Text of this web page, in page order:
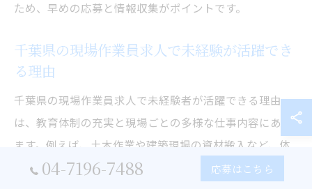
ため、早めの応募と情報収集がポイントです。
千葉県の現場作業員求人で未経験が活躍でき
る理由
千葉県の現場作業員求人で未経験者が活躍できる理由
は、教育体制の充実と現場ごとの多様な仕事内容にあり
ます。例えば、土木作業や建築現場の資材搬入など、体
力や協調性があれば始めやすい職種も多いです。こうし
04-7196-7488 応募はこちら